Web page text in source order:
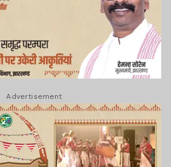
Advertisement